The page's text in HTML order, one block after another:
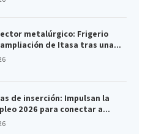
metalúrgico: Frigerio
de Itasa tras una...
de inserción: Impulsan la
2026 para conectar a...